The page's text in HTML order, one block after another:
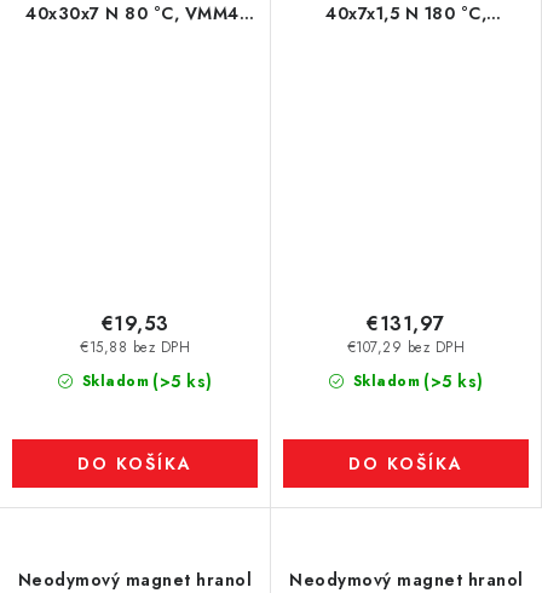
40x30x7 N 80 °C, VMM4-
Skladom (>5 ks)
€15,88 bez DPH
€19,53
DO KOŠÍKA
40x7x1,5 N 180 °C,
Skladom (>5 ks)
€107,29 bez DPH
€131,97
DO KOŠÍKA
Neodymový magnet hranol
Neodymový magnet hranol